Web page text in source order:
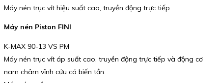
Máy nén trục vít hiệu suất cao, truyền động trực tiếp.
Máy nén Piston FINI
K-MAX 90-13 VS PM
Máy nén trục vít áp suất cao, truyền động trực tiếp và động cơ
nam châm vĩnh cửu có biến tần.